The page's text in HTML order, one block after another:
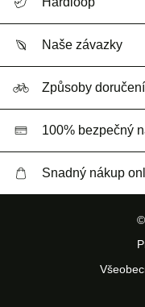
Vrácení zboží a peněz
Naši Ambasadoři
Naše závazky
HardGreen
Způsoby doručení
100% bezpečný
Snadný nákup
Bezplatné vrácení do 100
Bezplatná zákaznická